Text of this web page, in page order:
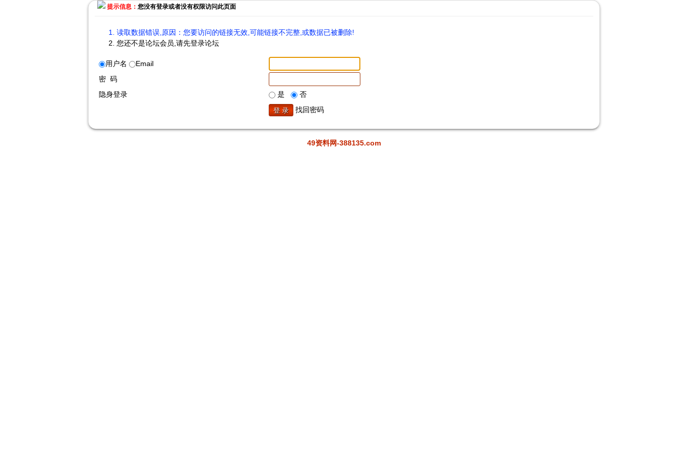
提示信息： 您没有登录或者没有权限访问此页面
读取数据错误,原因：您要访问的链接无效,可能链接不完整,或数据已被删除!
您还不是论坛会员,请先登录论坛
用户名
Email
密 码
隐身登录
是
否
找回密码
49资料网-388135.com